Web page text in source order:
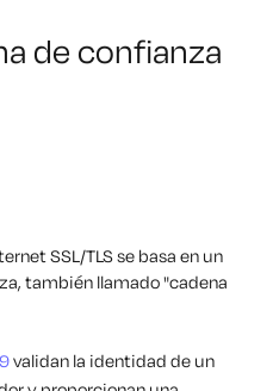
de confianza
SSL/TLS se basa en un
también llamado "cadena
validan la identidad de un